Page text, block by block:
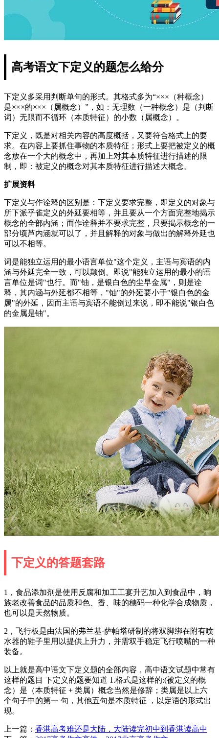
高考语文下定义的题怎么给分
下定义多采用判断单句的形式。其格式多为“×××（种概念）
是×××的×××（属概念）”，如：无理数（一种概念）是（判断
词）无限而不循环（本质特征）的小数（属概念）。
下定义，既是对相关内容的高度概括，又要符合格式上的要
求。在内容上要抓住事物的本质特征；形式上要把被定义的概
念放在一个大的概念中，再加上对其本质特征进行描述的限
制，即：被定义的概念对其本质特征进行描述大概念。
扩展资料
下定义与作诠释的区别是：下定义要求完整，即定义的对象与
所下派乎雀定义的外延要相等，并且要从一个方面完整地揭示
概念的全部内涵；而作诠释并不要求完整，只要揭示概念的一
部分顷芦内涵就可以了，并且解释的对象与做出的解释外延也
可以不相等。
词是能独立运用的最小语言单位"这个定义，主语与宾语的内
涵与外延完全一致，可以颠倒。即说"能独立运用的最小的语
言单位是词"也行。而"铀，是银白色的尘早金属"，则是诠
释，其内涵与外延都不相等，"铀"的外延要小于"银白色的金
属"的外延，因而主语与宾语不能倒过来说，即不能说"银白色
的金属是铀"。
下定义的答题套路
1，食品添加剂是使用反腐和加工工宴升艺加入到食品中，晌
族老改善食品的品质和色、香、味的穗码一种化学合成物质，
也可以是天然物质。
2，飞行板是由法国的弗兰基·萨帕塔研制的将双脚绑在附有喷
水器的鞋子里用以提供上升力，并需双手稳定飞行喷嘴的一种
装备。
以上就是高中语文下定义题的全部内容，高中语文试题中常有
这样的题目 下定义的题要知道 1.格式是这样的:(被定义的概
念）是（本质特征 + 类属）概念当然是修辞；类属是以上六
个句子中的第一 句，其他五句是本质特征 ，以定语的形式出
现。
上一篇： 香港高考难还是大陆，大陆读完初中到香港读高中